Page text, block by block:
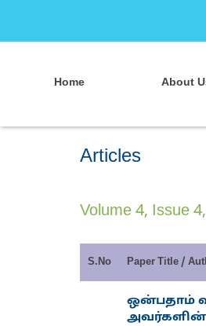
Home About
Articles
Volume 4, Issue
S.No Paper Title /
ஒன்பதாம்
அவர்களின்